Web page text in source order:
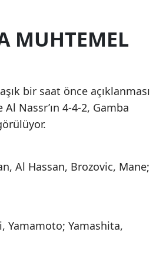
MUHTEMEL
bir saat önce açıklanması
Nassr’ın 4-4-2, Gamba
Al Hassan, Brozovic, Mane;
Yamamoto; Yamashita,